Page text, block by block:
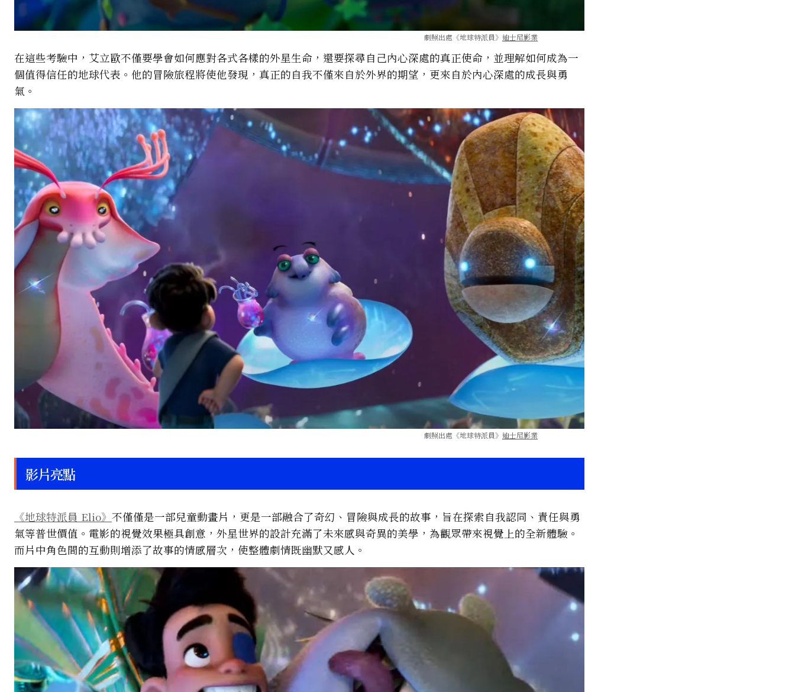
劇照出處《地球特派員》 迪士尼影業
在這些考驗中，艾立歐不僅要學會如何應對各式各樣的外星生命，還要探尋自己內心深處的真正使命，並理解如何成為一
個值得信任的地球代表。他的冒險旅程將使他發現，真正的自我不僅來自於外界的期望，更來自於內心深處的成長與勇
氣。
劇照出處《地球特派員》 迪士尼影業
影片亮點
《地球特派員 Elio》 不僅僅是一部兒童動畫片，更是一部融合了奇幻、冒險與成長的故事，旨在探索自我認同、責任與勇
氣等普世價值。電影的視覺效果極具創意，外星世界的設計充滿了未來感與奇異的美學，為觀眾帶來視覺上的全新體驗。
而片中角色間的互動則增添了故事的情感層次，使整體劇情既幽默又感人。